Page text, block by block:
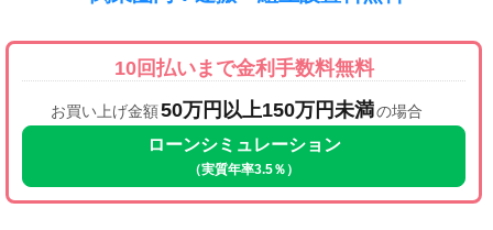
10回払いまで金利手数料無料
お買い上げ金額50万円以上150万円未満の場合
ローンシミュレーション
（実質年率3.5％）